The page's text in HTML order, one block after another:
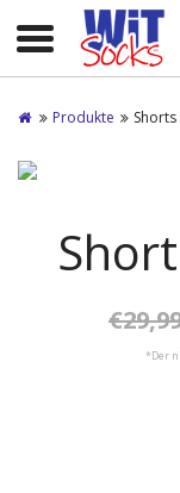
Produkte
*Der